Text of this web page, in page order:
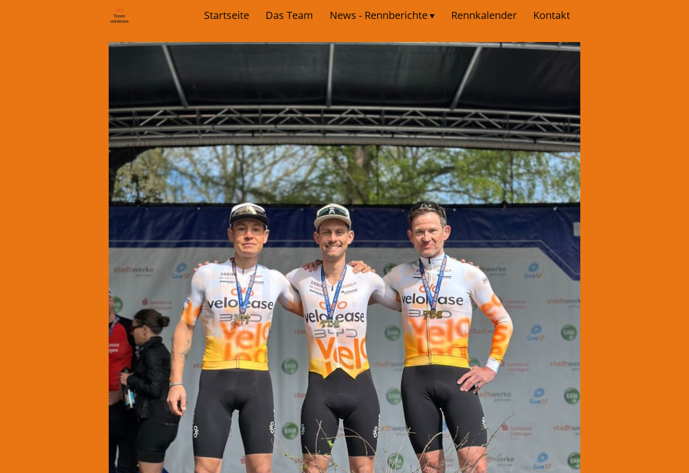
Startseite Das Team News - Rennberichte Rennkalender Kontakt